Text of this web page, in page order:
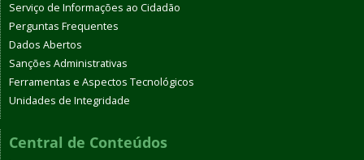
Serviço de Informações ao Cidadão
Perguntas Frequentes
Dados Abertos
Sanções Administrativas
Ferramentas e Aspectos Tecnológicos
Unidades de Integridade
Central de Conteúdos